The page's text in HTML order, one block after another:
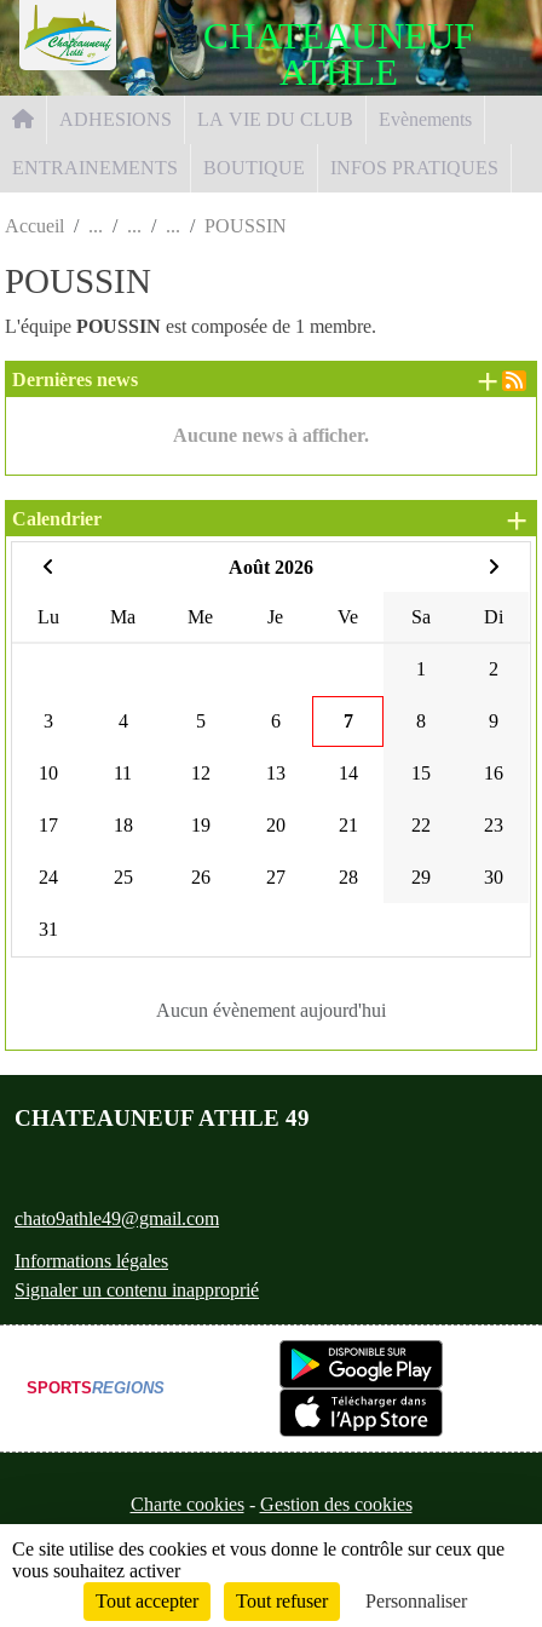
CHATEAUNEUF
ATHLE
ADHESIONS LA VIE DU CLUB Evènements
ENTRAINEMENTS BOUTIQUE INFOS PRATIQUES
Accueil POUSSIN
POUSSIN
L'équipe POUSSIN est composée de 1 membre.
Dernières news
Aucune news à afficher.
+
Calendrier
Août 2026
Lu Ma Me Je Ve Sa Di
1 2
3 4 5 6 7 8 9
10 11 12 13 14 15 16
17 18 19 20 21 22 23
24 25 26 27 28 29 30
31
Aucun évènement aujourd'hui
+
CHATEAUNEUF ATHLE 49
chato9athle49@gmail.com
Informations légales
Signaler un contenu inapproprié
SPORTSREGIONS
Charte cookies Gestion des cookies
Envie de participer ? Connexion
Panneau de gestion des cookies
Ce site utilise des cookies et vous donne le contrôle sur ceux que
vous souhaitez activer
Tout accepter
Tout refuser Personnaliser